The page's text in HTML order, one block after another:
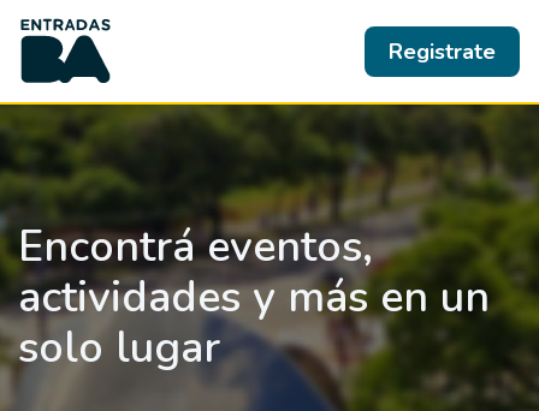
Registrate
Encontrá eventos,
actividades y más en un
solo lugar